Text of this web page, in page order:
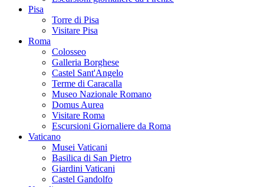
Pisa
Torre di Pisa
Visitare Pisa
Roma
Colosseo
Galleria Borghese
Castel Sant'Angelo
Terme di Caracalla
Museo Nazionale Romano
Domus Aurea
Visitare Roma
Escursioni Giornaliere da Roma
Vaticano
Musei Vaticani
Basilica di San Pietro
Giardini Vaticani
Castel Gandolfo